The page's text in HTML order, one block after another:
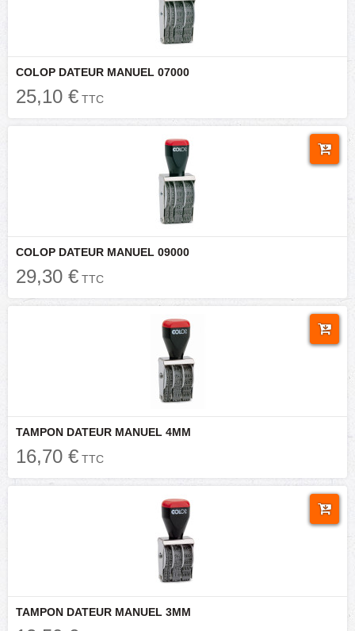
COLOP DATEUR MANUEL 07000
25,10 € TTC
COLOP DATEUR MANUEL 09000
29,30 € TTC
TAMPON DATEUR MANUEL 4MM
16,70 € TTC
TAMPON DATEUR MANUEL 3MM